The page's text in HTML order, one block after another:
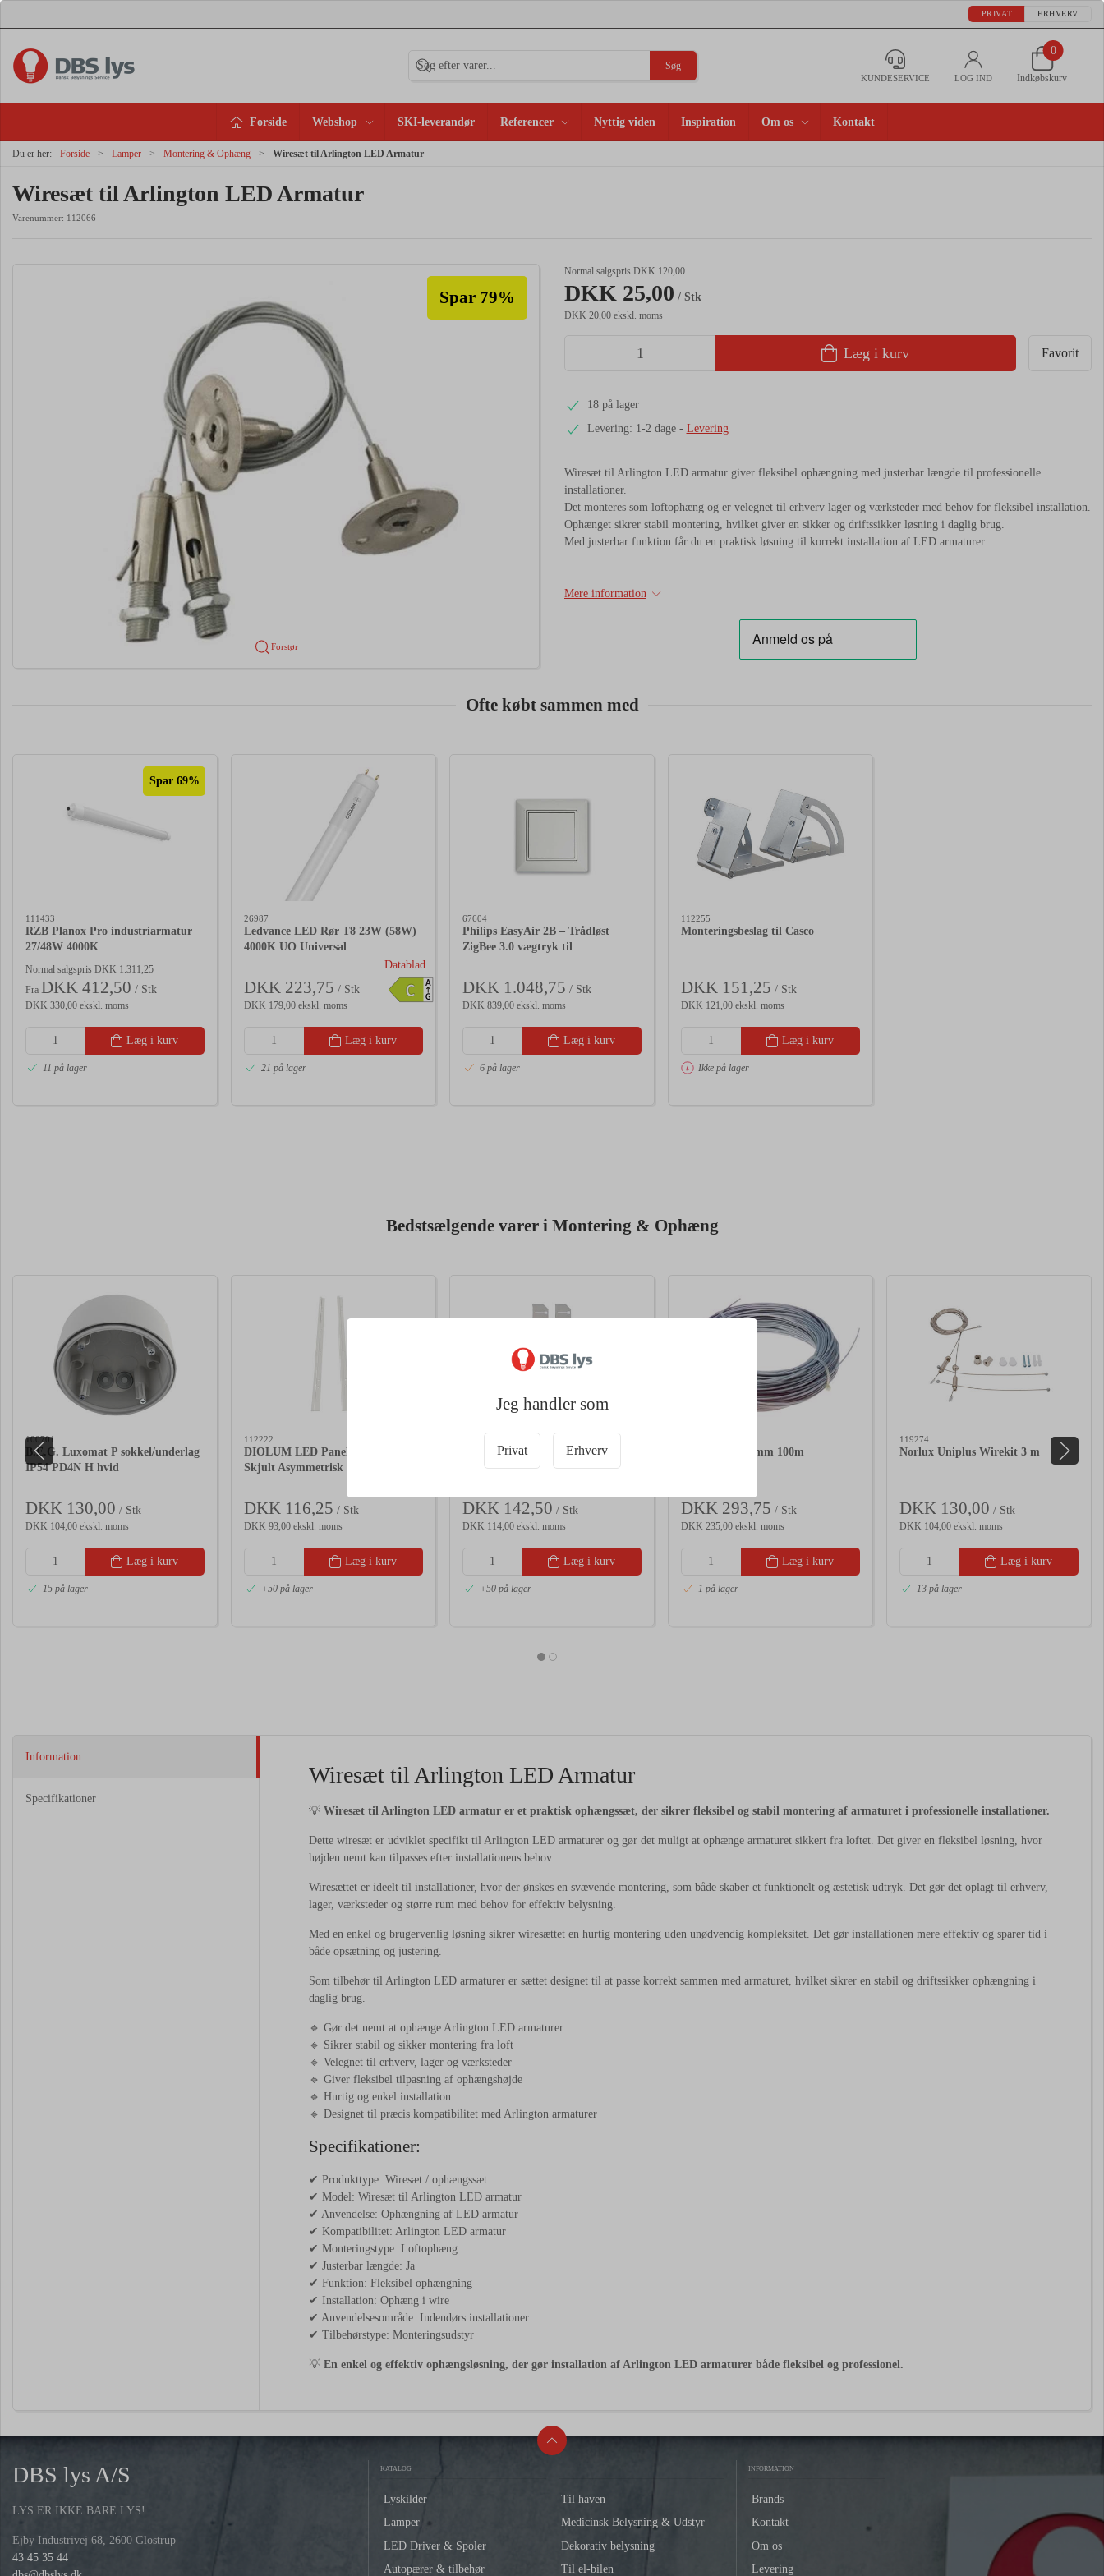
PRIVAT ERHVERV
Søg
KUNDESERVICE LOG IND
0
Indkøbskurv
Forside Webshop SKI-leverandør Referencer Nyttig viden Inspiration Om os Kontakt
Du er her: Forside Lamper Montering & Ophæng Wiresæt til Arlington LED Armatur
Jeg handler som
Privat Erhverv
Wiresæt til Arlington LED Armatur
Varenummer: 112066
Forstør
Spar 79%
Normal salgspris DKK 120,00
DKK 25,00 / Stk
DKK 20,00 ekskl. moms
Læg i kurv Favorit
18 på lager
Levering: 1-2 dage- Levering
Wiresæt til Arlington LED armatur giver fleksibel ophængning med justerbar længde til professionelle
installationer.
Det monteres som loftophæng og er velegnet til erhverv lager og værksteder med behov for fleksibel installation.
Ophænget sikrer stabil montering, hvilket giver en sikker og driftssikker løsning i daglig brug.
Med justerbar funktion får du en praktisk løsning til korrekt installation af LED armaturer.
Mere information
Ofte købt sammen med
Spar 69%
111433
RZB Planox Pro industriarmatur
27/48W 4000K
Normal salgspris DKK 1.311,25
Fra DKK 412,50 / Stk
DKK 330,00 ekskl. moms
Læg i kurv
11 på lager
26987
Ledvance LED Rør T8 23W (58W)
4000K UO Universal
DKK 223,75 / Stk
Datablad
C A
G
DKK 179,00 ekskl. moms
Læg i kurv
21 på lager
67604
Philips EasyAir 2B – Trådløst
ZigBee 3.0 vægtryk til
DKK 1.048,75 / Stk
DKK 839,00 ekskl. moms
Læg i kurv
6 på lager
112255
Monteringsbeslag til Casco
DKK 151,25 / Stk
DKK 121,00 ekskl. moms
Læg i kurv
Ikke på lager
Bedstsælgende varer i Montering & Ophæng
100701
B.E.G. Luxomat P sokkel/underlag
IP54 PD4N H hvid
DKK 130,00 / Stk
DKK 104,00 ekskl. moms
Læg i kurv
15 på lager
112222
DIOLUM LED Panel Beslag til
Skjult Asymmetrisk T-skinne
DKK 116,25 / Stk
DKK 93,00 ekskl. moms
Læg i kurv
+50 på lager
DIOLUM LED Panel Beslag til
Skjult Skinne / Dampa Loft
DKK 142,50 / Stk
DKK 114,00 ekskl. moms
Læg i kurv
+50 på lager
PVC Wire 2,3 mm 100m
DKK 293,75 / Stk
DKK 235,00 ekskl. moms
Læg i kurv
1 på lager
119274
Norlux Uniplus Wirekit 3 m
DKK 130,00 / Stk
DKK 104,00 ekskl. moms
Læg i kurv
13 på lager
Information
Specifikationer
Wiresæt til Arlington LED Armatur
💡 Wiresæt til Arlington LED armatur er et praktisk ophængssæt, der sikrer fleksibel og stabil montering af armaturet i professionelle installationer.
Dette wiresæt er udviklet specifikt til Arlington LED armaturer og gør det muligt at ophænge armaturet sikkert fra loftet. Det giver en fleksibel løsning, hvor
højden nemt kan tilpasses efter installationens behov.
Wiresættet er ideelt til installationer, hvor der ønskes en svævende montering, som både skaber et funktionelt og æstetisk udtryk. Det gør det oplagt til erhverv,
lager, værksteder og større rum med behov for effektiv belysning.
Med en enkel og brugervenlig løsning sikrer wiresættet en hurtig montering uden unødvendig kompleksitet. Det gør installationen mere effektiv og sparer tid i
både opsætning og justering.
Som tilbehør til Arlington LED armaturer er sættet designet til at passe korrekt sammen med armaturet, hvilket sikrer en stabil og driftssikker ophængning i
daglig brug.
🔹 Gør det nemt at ophænge Arlington LED armaturer
🔹 Sikrer stabil og sikker montering fra loft
🔹 Velegnet til erhverv, lager og værksteder
🔹 Giver fleksibel tilpasning af ophængshøjde
🔹 Hurtig og enkel installation
🔹 Designet til præcis kompatibilitet med Arlington armaturer
Specifikationer:
✔ Produkttype: Wiresæt / ophængssæt
✔ Model: Wiresæt til Arlington LED armatur
✔ Anvendelse: Ophængning af LED armatur
✔ Kompatibilitet: Arlington LED armatur
✔ Monteringstype: Loftophæng
✔ Justerbar længde: Ja
✔ Funktion: Fleksibel ophængning
✔ Installation: Ophæng i wire
✔ Anvendelsesområde: Indendørs installationer
✔ Tilbehørstype: Monteringsudstyr
💡 En enkel og effektiv ophængsløsning, der gør installation af Arlington LED armaturer både fleksibel og professionel.
DBS lys A/S
LYS ER IKKE BARE LYS!
Ejby Industrivej 68, 2600 Glostrup
43 45 35 44
KATALOG
Lyskilder
Lamper
LED Driver & Spoler
Autopærer & tilbehør
Til haven
Medicinsk Belysning & Udstyr
Dekorativ belysning
Til el-bilen
INFORMATION
Brands
Kontakt
Om os
Levering